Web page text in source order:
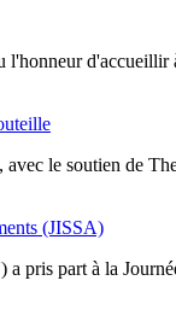
l'honneur
le soutien de
(JISSA)
pris part à la